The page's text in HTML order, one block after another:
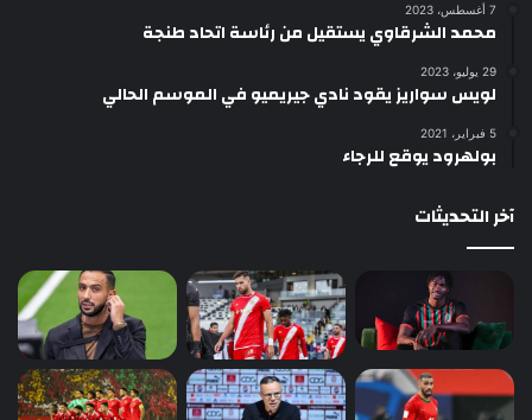
7 أغسطس، 2023
محمد الشرقاوي يستقيل من رئاسة اتحاد طنجة
29 يوليو، 2023
لويس سواريز يقود نادي جيريميو في الموسم الحالي
5 فبراير، 2021
بولهرود يوقع للرجاء
آخر التحديثات